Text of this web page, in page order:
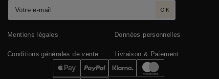
OK
Mentions légales Données personnelles
Conditions générales de vente Livraison & Paiement